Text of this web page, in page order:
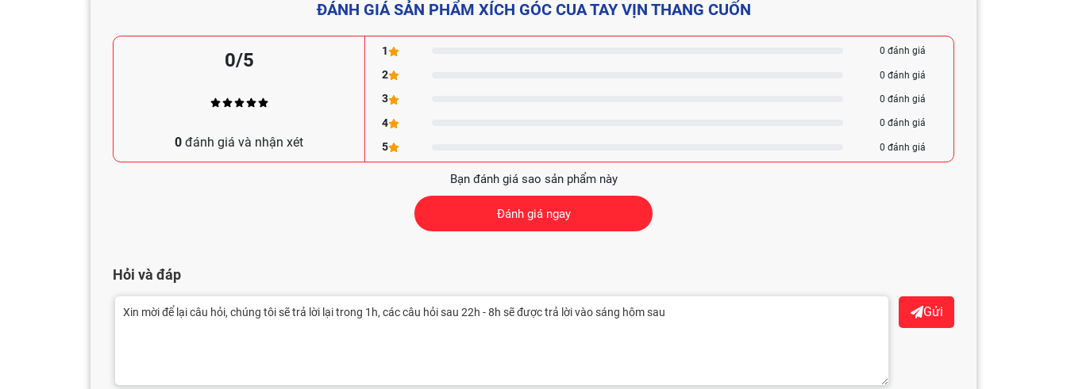
ĐÁNH GIÁ SẢN PHẨM XÍCH GÓC CUA TAY VỊN THANG CUỐN
0/5
0 đánh giá và nhận xét
1 0 đánh giá
2 0 đánh giá
3 0 đánh giá
4 0 đánh giá
5 0 đánh giá
Bạn đánh giá sao sản phẩm này
Đánh giá ngay
Hỏi và đáp
Gửi